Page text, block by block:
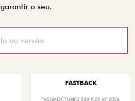
garantir o seu.
FASTBACK
FASTBACK TURBO 200 FLEX AT 2026